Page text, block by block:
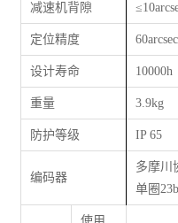
减速机背隙 ≤
定位精度 60arcsec
设计寿命 10000h
重量 3.9kg
防护等级 IP 65
编码器
多摩川
单圈